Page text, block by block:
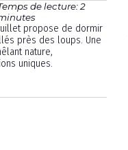
de lecture: 2
propose de dormir
près des loups. Une
nature,
uniques.